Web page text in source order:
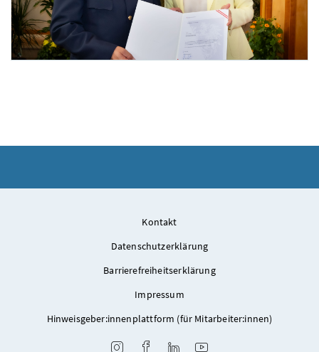
Kontakt
Datenschutzerklärung
Barrierefreiheitserklärung
Impressum
Hinweisgeber:innenplattform (für Mitarbeiter:innen)
InstagramFacebookLinkedIn